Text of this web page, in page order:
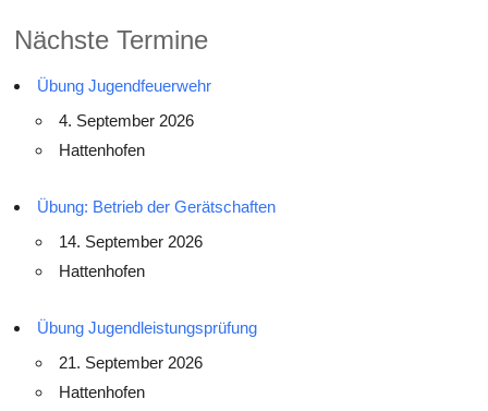
Nächste Termine
Übung Jugendfeuerwehr
4. September 2026
Hattenhofen
Übung: Betrieb der Gerätschaften
14. September 2026
Hattenhofen
Übung Jugendleistungsprüfung
21. September 2026
Hattenhofen